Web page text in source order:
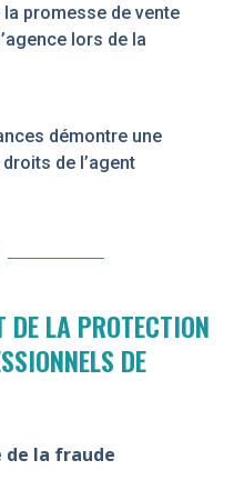
promesse de vente
lors de la
démontre une
de l’agent
DE LA PROTECTION
DE
de la fraude